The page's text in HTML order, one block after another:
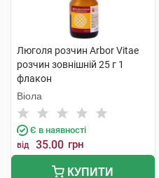
Люголя розчин Arbor Vitae
розчин зовнішній 25 г 1
флакон
Віола
Є в наявності
від 35.00 грн
КУПИТИ